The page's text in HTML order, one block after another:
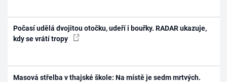
Počasí udělá dvojitou otočku, udeří i bouřky. RADAR ukazuje,
kdy se vrátí tropy
Masová střelba v thajské škole: Na místě je sedm mrtvých.